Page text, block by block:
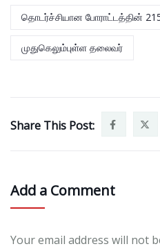
தொடர்ச்சியான போராட்டத்தின்
முதுகெலும்புள்ள தலைவர்
Share This Post:
Add a Comment
Your email address will not